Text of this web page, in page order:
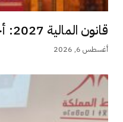
قانون المالية 2027: أخنوش يبقي على دعم...
أغسطس 6, 2026